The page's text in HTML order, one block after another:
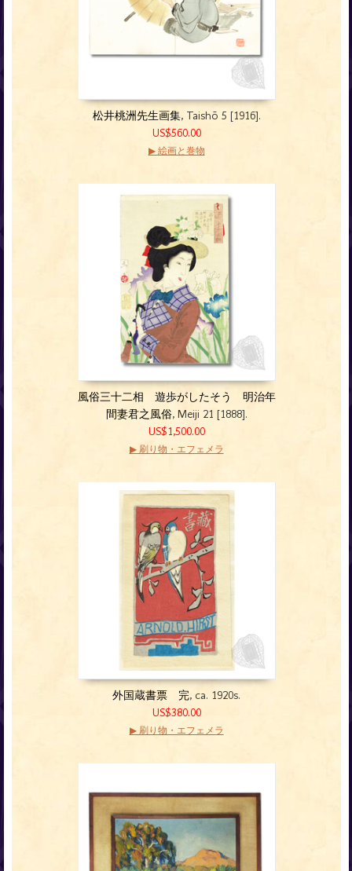
松井桃洲先生画集, Taishō 5 [1916].
US$560.00
▶ 絵画と巻物
風俗三十二相 遊歩がしたそう 明治年
間妻君之風俗, Meiji 21 [1888].
US$1,500.00
▶ 刷り物・エフェメラ
外国蔵書票 完, ca. 1920s.
US$380.00
▶ 刷り物・エフェメラ